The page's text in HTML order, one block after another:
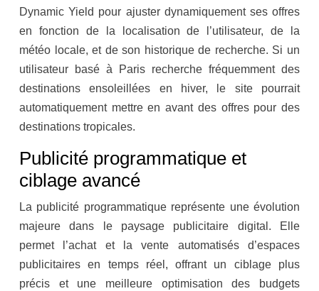
Dynamic Yield pour ajuster dynamiquement ses offres
en fonction de la localisation de l’utilisateur, de la
météo locale, et de son historique de recherche. Si un
utilisateur basé à Paris recherche fréquemment des
destinations ensoleillées en hiver, le site pourrait
automatiquement mettre en avant des offres pour des
destinations tropicales.
Publicité programmatique et
ciblage avancé
La publicité programmatique représente une évolution
majeure dans le paysage publicitaire digital. Elle
permet l’achat et la vente automatisés d’espaces
publicitaires en temps réel, offrant un ciblage plus
précis et une meilleure optimisation des budgets